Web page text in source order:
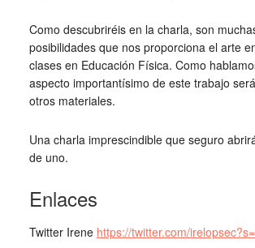
Como descubriréis en la charla, son
posibilidades que nos proporciona el arte
clases en Educación Física. Como
aspecto importantísimo de este trabajo
otros materiales.
Una charla imprescindible que seguro
de uno.
Enlaces
Twitter Irene https://twitter.com/